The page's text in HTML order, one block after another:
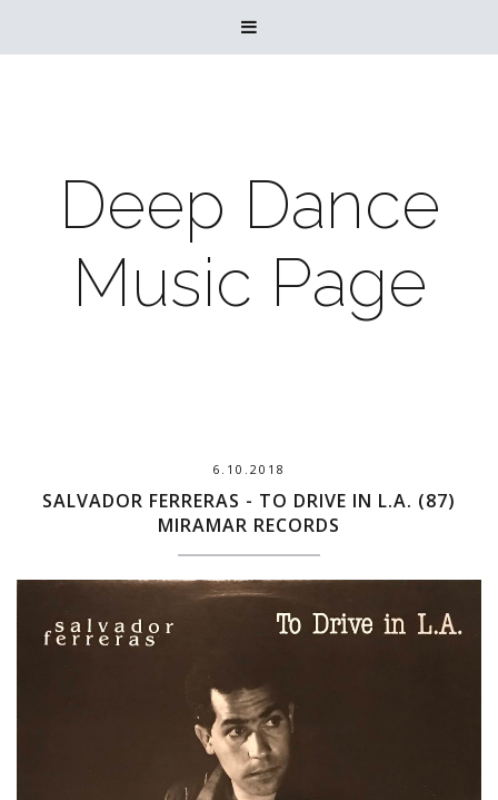

Deep Dance
Music Page
6.10.2018
SALVADOR FERRERAS - TO DRIVE IN L.A. (87)
MIRAMAR RECORDS